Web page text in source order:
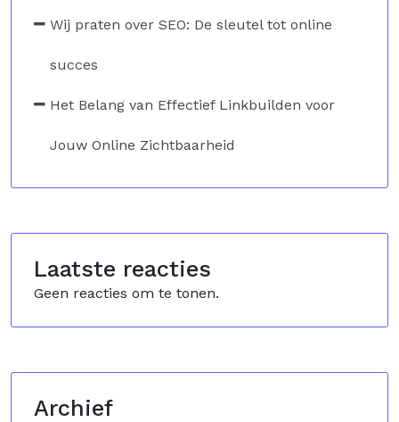
Wij praten over SEO: De sleutel tot online
succes
Het Belang van Effectief Linkbuilden voor
Jouw Online Zichtbaarheid
Laatste reacties
Geen reacties om te tonen.
Archief